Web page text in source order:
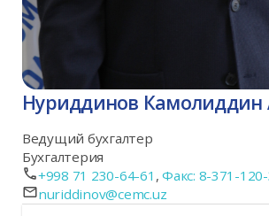
Нуриддинов Камолиддин
Ведущий бухгалтер
Бухгалтерия
+998 71 230-64-61 , Факс: 8-371-
nuriddinov@cemc.uz